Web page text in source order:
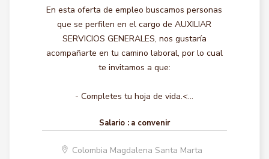
En esta oferta de empleo buscamos personas
que se perfilen en el cargo de AUXILIAR
SERVICIOS GENERALES, nos gustaría
acompañarte en tu camino laboral, por lo cual
te invitamos a que:
- Completes tu hoja de vida.<...
Salario : a convenir
Colombia Magdalena Santa Marta